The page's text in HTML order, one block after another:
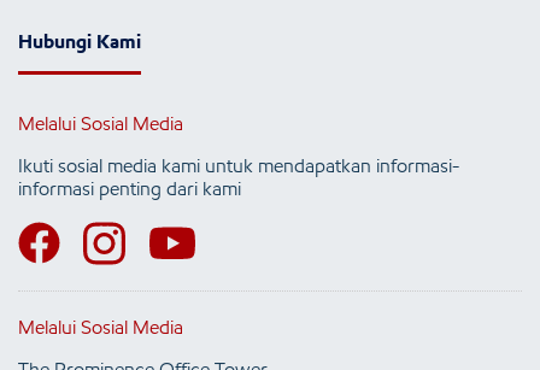
Hubungi Kami
Melalui Sosial Media
Ikuti sosial media kami untuk mendapatkan informasi-
informasi penting dari kami
Melalui Sosial Media